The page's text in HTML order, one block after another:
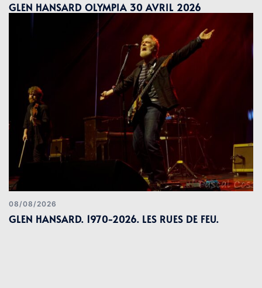
GLEN HANSARD OLYMPIA 30 AVRIL 2026
08/08/2026
GLEN HANSARD. 1970-2026. LES RUES DE FEU.